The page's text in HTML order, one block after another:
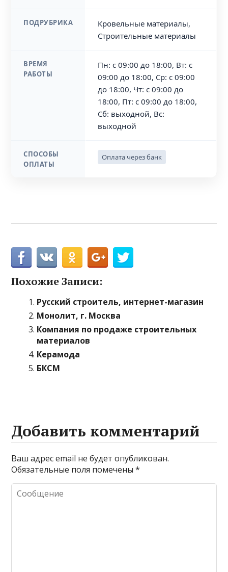
ПОДРУБРИКА
Кровельные материалы,
Строительные материалы
ВРЕМЯ
РАБОТЫ
Пн: с 09:00 до 18:00, Вт: с
09:00 до 18:00, Ср: с 09:00
до 18:00, Чт: с 09:00 до
18:00, Пт: с 09:00 до 18:00,
Сб: выходной, Вс:
выходной
СПОСОБЫ
ОПЛАТЫ
Оплата через банк
Похожие Записи:
Русский строитель, интернет-магазин
Монолит, г. Москва
Компания по продаже строительных
материалов
Керамода
БКСМ
Добавить комментарий
Ваш адрес email не будет опубликован.
Обязательные поля помечены*